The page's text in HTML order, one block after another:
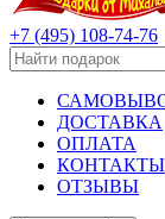
+7 (495) 108-74-76
ДОСТАВКА
ОПЛАТА
КОНТАКТЫ
ОТЗЫВЫ